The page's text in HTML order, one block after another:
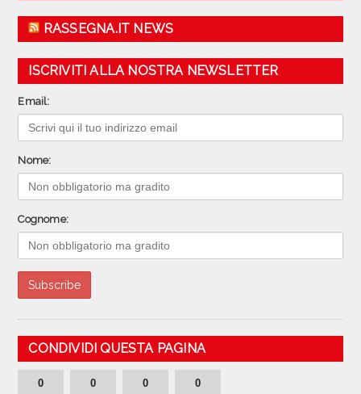
RASSEGNA.IT NEWS
ISCRIVITI ALLA NOSTRA NEWSLETTER
Email:
Nome:
Cognome:
CONDIVIDI QUESTA PAGINA
0 0 0 0